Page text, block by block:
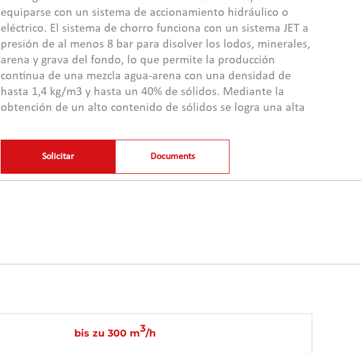
equiparse con un sistema de accionamiento hidráulico o
eléctrico. El sistema de chorro funciona con un sistema JET a
presión de al menos 8 bar para disolver los lodos, minerales,
arena y grava del fondo, lo que permite la producción
continua de una mezcla agua-arena con una densidad de
hasta 1,4 kg/m3 y hasta un 40% de sólidos. Mediante la
obtención de un alto contenido de sólidos se logra una alta
o contenedor de barco. En 2 días se puede montar juntos.
Las dragas de aspiración no tienen propulsión propia y se
mueven sobre la superficie del agua con las cuerdas fijadas a
Solicitar Documents
bis zu 300 m3/h